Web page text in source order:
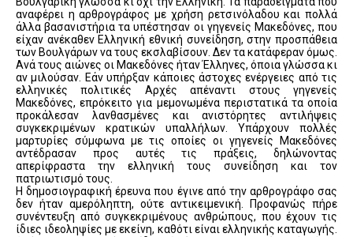
αναφέρει η αρθρογράφος με χρήση ρετσινόλαδου και πολλά
άλλα βασανιστήρια τα υπέστησαν οι γηγενείς Μακεδόνες, που
είχαν ανέκαθεν Ελληνική εθνική συνείδηση, στην προσπάθεια
των Βουλγάρων να τους εκσλαβίσουν. Δεν τα κατάφεραν όμως.
Ανά τους αιώνες οι Μακεδόνες ήταν Έλληνες, όποια γλώσσα κι
αν μιλούσαν. Εάν υπήρξαν κάποιες άστοχες ενέργειες από τις
ελληνικές πολιτικές Αρχές απέναντι στους γηγενείς
Μακεδόνες, επρόκειτο για μεμονωμένα περιστατικά τα οποία
προκάλεσαν λανθασμένες και ανιστόρητες αντιλήψεις
συγκεκριμένων κρατικών υπαλλήλων. Υπάρχουν πολλές
μαρτυρίες σύμφωνα με τις οποίες οι γηγενείς Μακεδόνες
αντέδρασαν προς αυτές τις πράξεις, δηλώνοντας
απερίφραστα την ελληνική τους συνείδηση και τον
πατριωτισμό τους.
Η δημοσιογραφική έρευνα που έγινε από την αρθρογράφο σας
δεν ήταν αμερόληπτη, ούτε αντικειμενική. Προφανώς πήρε
συνέντευξη από συγκεκριμένους ανθρώπους, που έχουν τις
ίδιες ιδεοληψίες με εκείνη, καθότι είναι ελληνικής καταγωγής.